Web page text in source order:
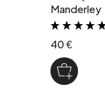
Manderley
40 €